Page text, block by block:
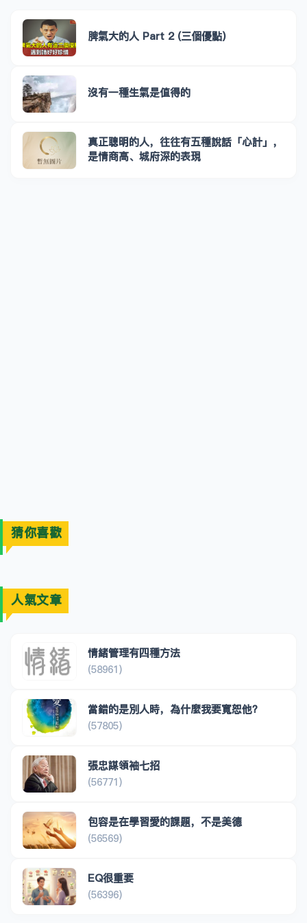
脾氣大的人 Part 2 (三個優點)
沒有一種生氣是值得的
真正聰明的人，往往有五種說話「心計」，
是情商高、城府深的表現
猜你喜歡
人氣文章
情緒管理有四種方法
(58961)
當錯的是別人時，為什麼我要寬恕他？
(57805)
張忠謀領袖七招
(56771)
包容是在學習愛的課題，不是美德
(56569)
EQ很重要
(56396)